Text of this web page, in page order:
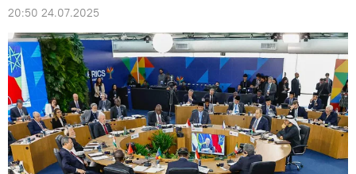
20:50 24.07.2025